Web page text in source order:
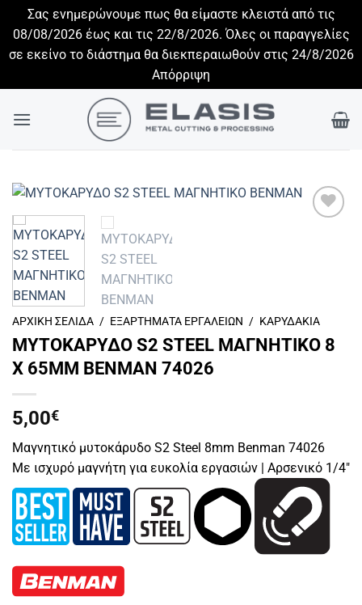
Σας ενημερώνουμε πως θα είμαστε κλειστά από τις
08/08/2026 έως και τις 22/8/2026. Όλες οι παραγγελίες
σε εκείνο το διάστημα θα διεκπεραιωθούν στις 24/8/2026
Απόρριψη
Skip
content
ΑΡΧΙΚΉ ΣΕΛΊΔΑ / ΕΞΑΡΤΉΜΑΤΑ ΕΡΓΑΛΕΊΩΝ / ΚΑΡΥΔΆΚΙΑ
ΜΥΤΟΚΑΡΥΔΟ S2 STEEL ΜΑΓΝΗΤΙΚΟ 8
X 65MM BENMAN 74026
5,00€
Μαγνητικό μυτοκάρυδο S2 Steel 8mm Benman 74026
Με ισχυρό μαγνήτη για ευκολία εργασιών | Αρσενικό 1/4″